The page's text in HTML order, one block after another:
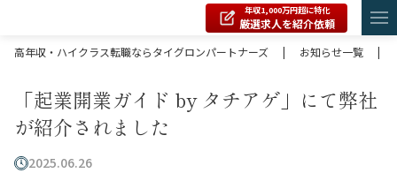
年収1,000万円超に特化
厳選求人を紹介依頼
高年収・ハイクラス転職ならタイグロンパートナーズ
| お知らせ一覧 |
「起業開業ガイド by タチアゲ」にて弊社
が紹介されました
2025.06.26